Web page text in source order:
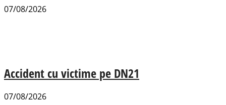
07/08/2026
Accident cu victime pe DN21
07/08/2026